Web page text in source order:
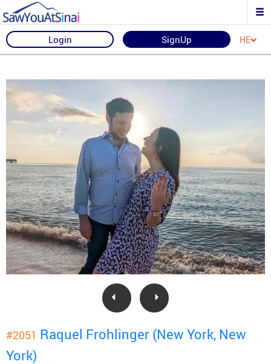
Login SignUp HE
#2051 Raquel Frohlinger (New York, New
York)